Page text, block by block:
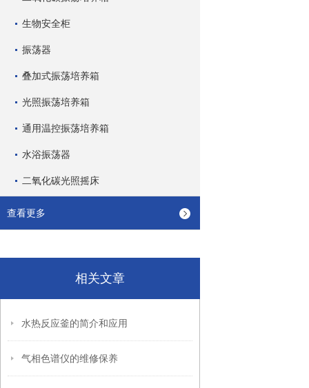
生物安全柜
振荡器
叠加式振荡培养箱
光照振荡培养箱
通用温控振荡培养箱
水浴振荡器
二氧化碳光照摇床
查看更多
相关文章
水热反应釜的简介和应用
气相色谱仪的维修保养